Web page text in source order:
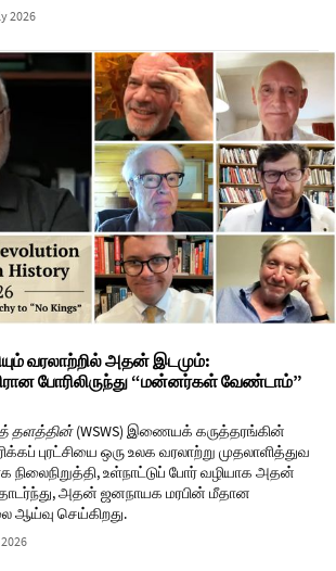
2026
வரலாற்றில் அதன் இடமும்:
போரிலிருந்து “மன்னர்கள் வேண்டாம்”
தளத்தின்(WSWS) இணையக் கருத்தரங்கின்
புரட்சியை ஒரு உலக வரலாற்று முதலாளித்துவ
நிலைநிறுத்தி, உள்நாட்டுப் போர் வழியாக அதன்
அதன் ஜனநாயக மரபின் மீதான
ஆய்வு செய்கிறது.